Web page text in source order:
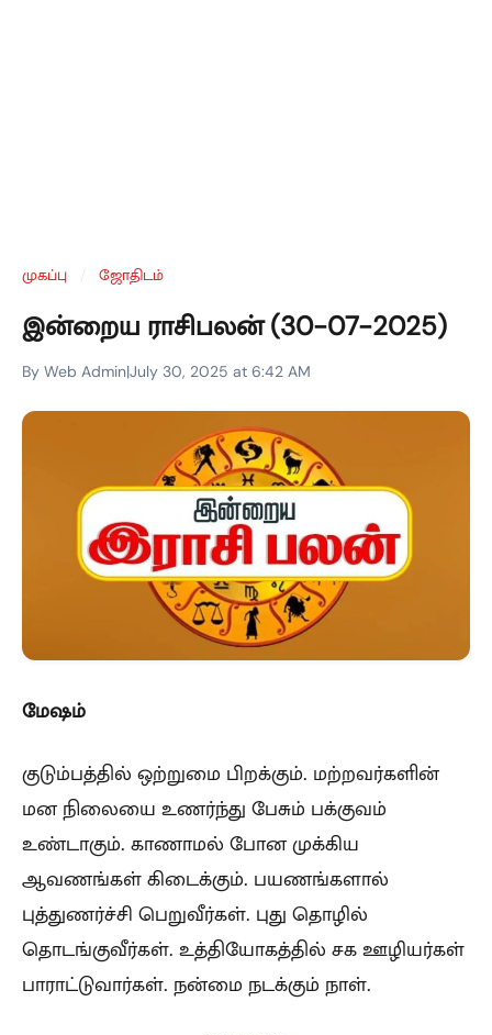
முகப்பு ஜோதிடம்
இன்றைய ராசிபலன் (30-07-2025)
By Web Admin|July 30, 2025 at 6:42 AM
மேஷம்
குடும்பத்தில் ஒற்றுமை பிறக்கும். மற்றவர்களின்
மன நிலையை உணர்ந்து பேசும் பக்குவம்
உண்டாகும். காணாமல் போன முக்கிய
ஆவணங்கள் கிடைக்கும். பயணங்களால்
புத்துணர்ச்சி பெறுவீர்கள். புது தொழில்
தொடங்குவீர்கள். உத்தியோகத்தில் சக ஊழியர்கள்
பாராட்டுவார்கள். நன்மை நடக்கும் நாள்.